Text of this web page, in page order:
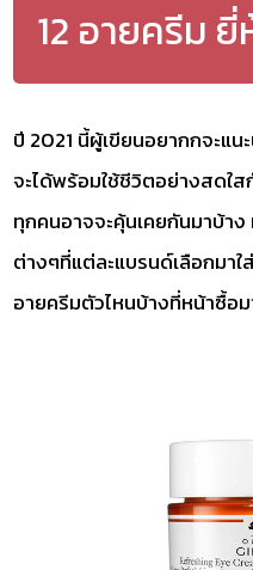
12 อายครีม
ปี 2021 นี้ผู้เขียนอยากกจะแน
จะได้พร้อมใช้ชีวิตอย่างสดใ
ทุกคนอาจจะคุ้นเคยกันมาบ้
ต่างๆที่แต่ละแบรนด์เลือกมาใ
อายครีมตัวไหนบ้างที่หน้าซื้อม